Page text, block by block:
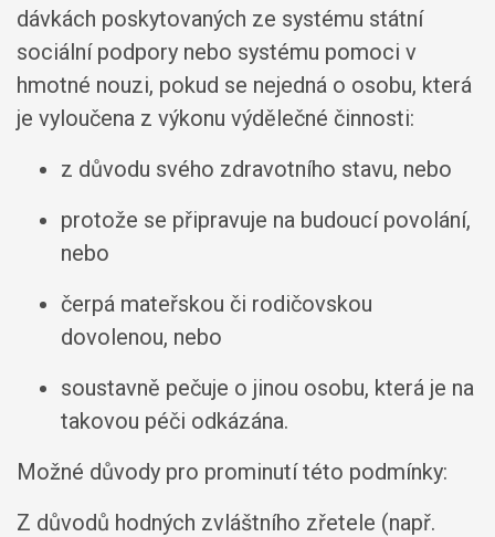
dávkách poskytovaných ze systému státní
sociální podpory nebo systému pomoci v
hmotné nouzi, pokud se nejedná o osobu, která
je vyloučena z výkonu výdělečné činnosti:
z důvodu svého zdravotního stavu, nebo
protože se připravuje na budoucí povolání,
nebo
čerpá mateřskou či rodičovskou
dovolenou, nebo
soustavně pečuje o jinou osobu, která je na
takovou péči odkázána.
Možné důvody pro prominutí této podmínky:
Z důvodů hodných zvláštního zřetele (např.